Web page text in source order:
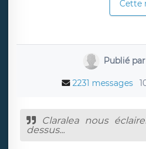
Cette
Publié
2231 messages
Claralea nous
dessus...